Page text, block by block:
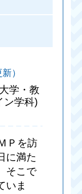
）
学・教
ン学科)
Ｐを訪
に満た
そこで
いま